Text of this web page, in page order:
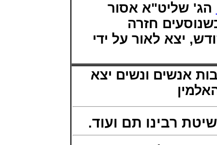
הג' שליט"א אסור
חזרה
יצא לאור על ידי
אנשים ונשים יצא
רבינו תם ועוד.